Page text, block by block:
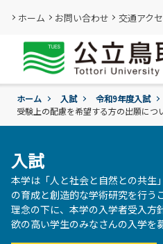
ホーム お問い合わせ 交通アク
文字サイズ 小
大学紹介
基本情報
情報公開・外部評価
組織･規程
教員・研究者一覧
(図
情報
です
学年暦
成績評価・卒業認定・学位
環
環
入試
入試過去問題の公開
学生生活
ホーム 入試
令和9年度入試
受験上の配慮を希望する方の出願につ
入試
本学は「人と社会と自然との共生
の育成と創造的な学術研究を行う
理念の下に、本学の入学者受入方
欲の高い学生のみなさんの入学を